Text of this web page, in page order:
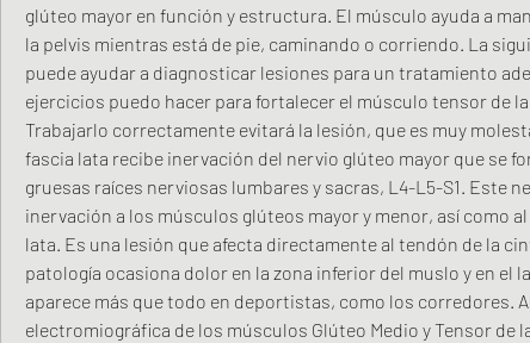
glúteo mayor en función y estructura. El músculo ayuda a
la pelvis mientras está de pie, caminando o corriendo. La
puede ayudar a diagnosticar lesiones para un tratamiento
ejercicios puedo hacer para fortalecer el músculo tensor de
Trabajarlo correctamente evitará la lesión, que es muy
fascia lata recibe inervación del nervio glúteo mayor que se
gruesas raíces nerviosas lumbares y sacras, L4-L5-S1. Este
inervación a los músculos glúteos mayor y menor, así como
lata. Es una lesión que afecta directamente al tendón de la
patología ocasiona dolor en la zona inferior del muslo y en el
aparece más que todo en deportistas, como los corredores.
electromiográfica de los músculos Glúteo Medio y Tensor de